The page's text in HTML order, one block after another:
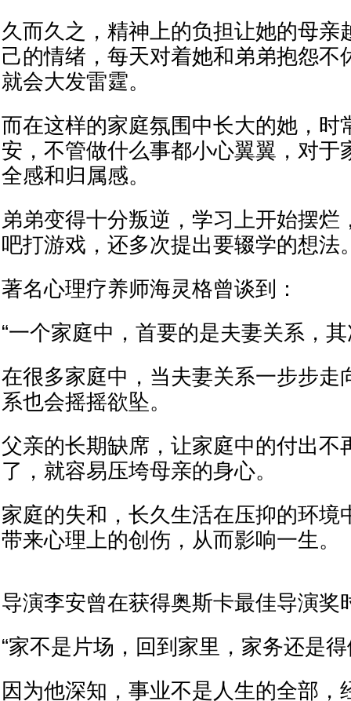
久而久之，精神上的负担让她的母亲
己的情绪，每天对着她和弟弟抱怨不
就会大发雷霆。
而在这样的家庭氛围中长大的她，时
安，不管做什么事都小心翼翼，对于
全感和归属感。
弟弟变得十分叛逆，学习上开始摆烂
吧打游戏，还多次提出要辍学的想法
著名心理疗养师海灵格曾谈到：
“一个家庭中，首要的是夫妻关系，
在很多家庭中，当夫妻关系一步步走
系也会摇摇欲坠。
父亲的长期缺席，让家庭中的付出不
了，就容易压垮母亲的身心。
家庭的失和，长久生活在压抑的环境
带来心理上的创伤，从而影响一生。
导演李安曾在获得奥斯卡最佳导演奖
“家不是片场，回到家里，家务还是得
因为他深知，事业不是人生的全部，